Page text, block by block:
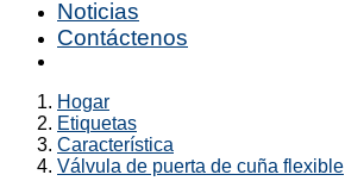
Noticias
Contáctenos
Hogar
Etiquetas
Característica
Válvula de puerta de cuña flexible